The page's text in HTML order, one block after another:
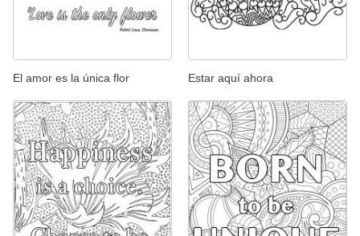
El amor es la única flor Estar aquí ahora